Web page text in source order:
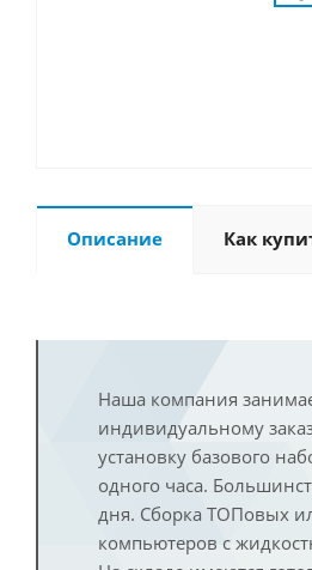
Описание Как
Наша компания
индивидуальному
установку базового
одного часа.
дня. Сборка ТОПовых
компьютеров с